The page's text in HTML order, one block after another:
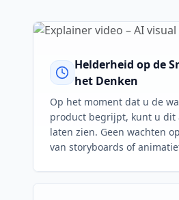
Helderheid op de
het Denken
Op het moment dat u de
product begrijpt, kunt u dit
laten zien. Geen wachten
van storyboards of